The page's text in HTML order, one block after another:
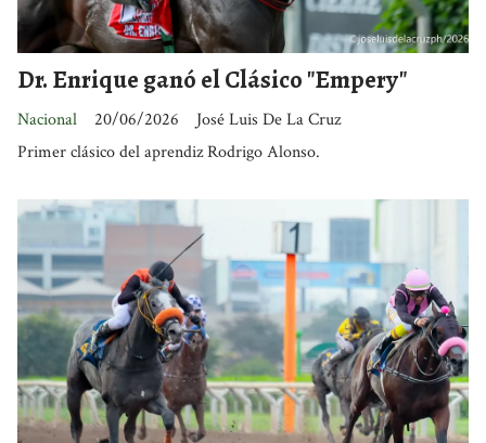
Dr. Enrique ganó el Clásico "Empery"
José Luis De La Cruz
Nacional
20/06/2026
Primer clásico del aprendiz Rodrigo Alonso.